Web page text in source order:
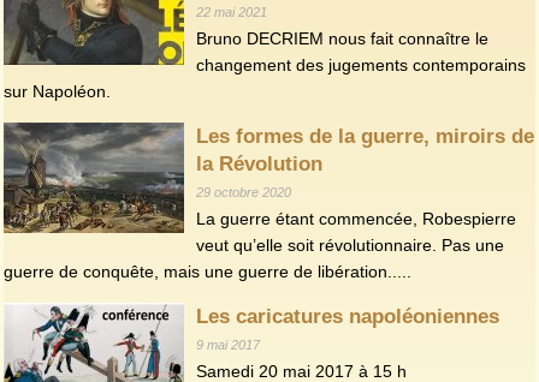
22 mai 2021
Bruno DECRIEM nous fait connaître le
changement des jugements contemporains
sur Napoléon.
Les formes de la guerre, miroirs de
la Révolution
29 octobre 2020
La guerre étant commencée, Robespierre
veut qu’elle soit révolutionnaire. Pas une
guerre de conquête, mais une guerre de libération.....
Les caricatures napoléoniennes
9 mai 2017
Samedi 20 mai 2017 à 15 h